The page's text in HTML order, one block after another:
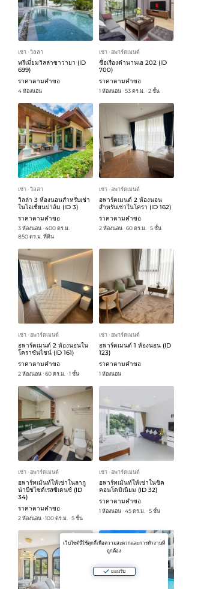
เช่า ᐧวิลล่า
พรีเมี่ยมวิลล่าซาวายา (ID
699)
ราคาตามคำขอ
4 ห้องนอน
เช่า ᐧ อพาร์ตเมนต์
ชื่อเรื่องตำนานเอ 202 (ID
700)
ราคาตามคำขอ
1 ห้องนอน ᐧ53 ตร.ม. ᐧ2 ชั้น
เช่า ᐧวิลล่า
วิลล่า 3 ห้องนอนสำหรับเช่า
ในโอเชี่ยนปาล์ม (ID 3)
ราคาตามคำขอ
3 ห้องนอน ᐧ400 ตร.ม. ᐧ
850 ตร.ม. ที่ดิน
เช่า ᐧ อพาร์ตเมนต์
อพาร์ตเมนต์ 2 ห้องนอน
สำหรับเช่าในโครา (ID 162)
ราคาตามคำขอ
2 ห้องนอน ᐧ60 ตร.ม. ᐧ5 ชั้น
เช่า ᐧ อพาร์ตเมนต์
อพาร์ตเมนต์ 2 ห้องนอนใน
โคราซันไชน์ (ID 161)
ราคาตามคำขอ
2 ห้องนอน ᐧ60 ตร.ม. ᐧ1 ชั้น
เช่า ᐧ อพาร์ตเมนต์
อพาร์ตเมนต์ 1 ห้องนอน (ID
123)
ราคาตามคำขอ
1 ห้องนอน
เช่า ᐧ อพาร์ตเมนต์
อพาร์ทเม้นท์ให้เช่าในลากู
น่าบีชไซด์เรสซิเดนซ์ (ID
34)
ราคาตามคำขอ
2 ห้องนอน ᐧ100 ตร.ม. ᐧ5 ชั้น
เช่า ᐧ อพาร์ตเมนต์
อพาร์ทเม้นท์ให้เช่าในชิค
คอนโดมิเนียม (ID 32)
ราคาตามคำขอ
1 ห้องนอน ᐧ45 ตร.ม. ᐧ5 ชั้น
เว็บไซต์นี้ใช้คุกกี้เพื่อความสะดวกและการทำงานที่
ถูกต้อง
ยอมรับ